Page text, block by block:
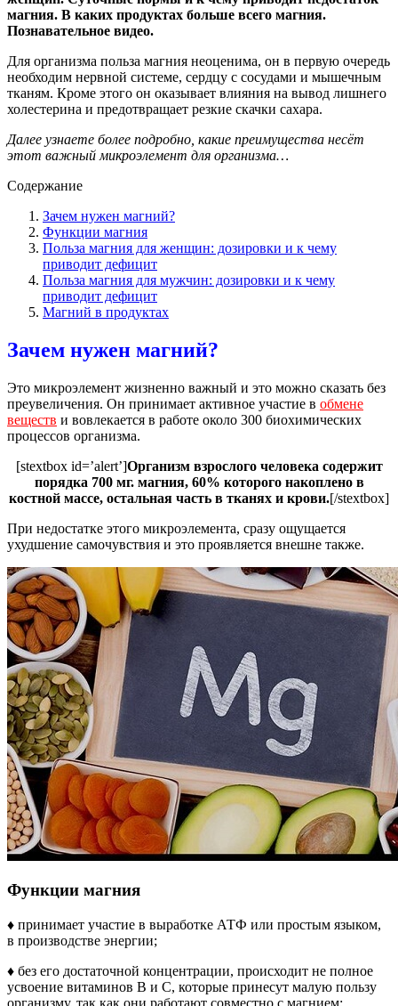
магния. В каких продуктах больше всего магния.
Познавательное видео.
Для организма польза магния неоценима, он в первую очередь
необходим нервной системе, сердцу с сосудами и мышечным
тканям. Кроме этого он оказывает влияния на вывод лишнего
холестерина и предотвращает резкие скачки сахара.
Далее узнаете более подробно, какие преимущества несёт
этот важный микроэлемент для организма…
Содержание
Зачем нужен магний?
Функции магния
Польза магния для женщин: дозировки и к чему
приводит дефицит
Польза магния для мужчин: дозировки и к чему
приводит дефицит
Магний в продуктах
Зачем нужен магний?
Это микроэлемент жизненно важный и это можно сказать без
преувеличения. Он принимает активное участие в обмене
веществ и вовлекается в работе около 300 биохимических
процессов организма.
[stextbox id=’alert’]Организм взрослого человека содержит
порядка 700 мг. магния, 60% которого накоплено в
костной массе, остальная часть в тканях и крови.[/stextbox]
При недостатке этого микроэлемента, сразу ощущается
ухудшение самочувствия и это проявляется внешне также.
Функции магния
♦ принимает участие в выработке АТФ или простым языком,
в производстве энергии;
♦ без его достаточной концентрации, происходит не полное
усвоение витаминов В и С, которые принесут малую пользу
организму, так как они работают совместно с магнием;